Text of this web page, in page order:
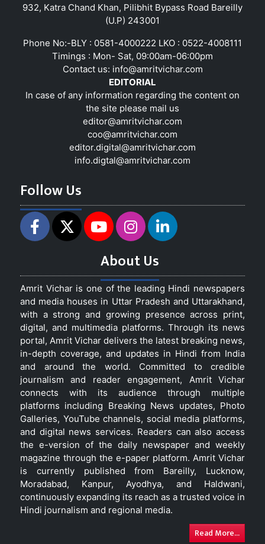
932, Katra Chand Khan, Pilibhit Bypass Road Bareilly
(U.P) 243001
Phone No:-BLY : 0581-4000222 LKO : 0522-4008111
Timings : Mon- Sat, 09:00am-06:00pm
Contact us: info@amritvichar.com
EDITORIAL
In case of any information regarding the content on
the site please mail us
editor@amritvichar.com
coo@amritvichar.com
editor.digital@amritvichar.com
info.digtal@amritvichar.com
Follow Us
About Us
Amrit Vichar is one of the leading Hindi newspapers
and media houses in Uttar Pradesh and Uttarakhand,
with a strong and growing presence across print,
digital, and multimedia platforms. Through its news
portal, Amrit Vichar delivers the latest breaking news,
in-depth coverage, and updates in Hindi from India
and around the world. Committed to credible
journalism and reader engagement, Amrit Vichar
connects with its audience through multiple
platforms including Breaking News updates, Photo
Galleries, YouTube channels, social media platforms,
and digital news services. Readers can also access
the e-version of the daily newspaper and weekly
magazine through the e-paper platform. Amrit Vichar
is currently published from Bareilly, Lucknow,
Moradabad, Kanpur, Ayodhya, and Haldwani,
continuously expanding its reach as a trusted voice in
Hindi journalism and regional media.
Read More...